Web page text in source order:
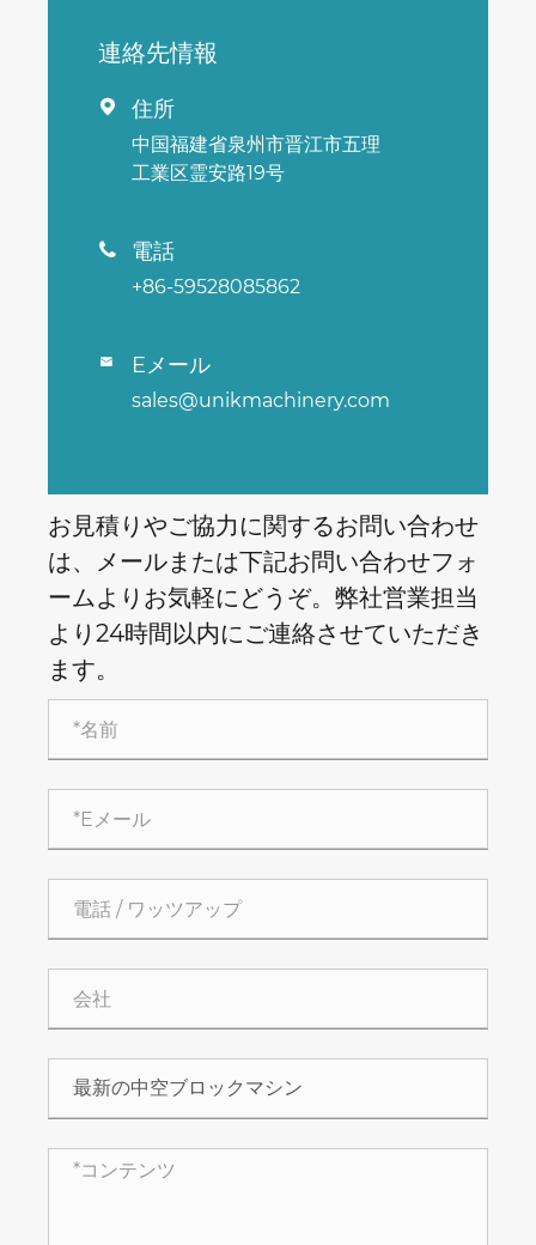
連絡先情報
 住所
中国福建省泉州市晋江市五理
工業区霊安路19号
 電話
+86-59528085862
 Eメール
sales@unikmachinery.com
お見積りやご協力に関するお問い合わせ
は、メールまたは下記お問い合わせフォ
ームよりお気軽にどうぞ。弊社営業担当
より24時間以内にご連絡させていただき
ます。